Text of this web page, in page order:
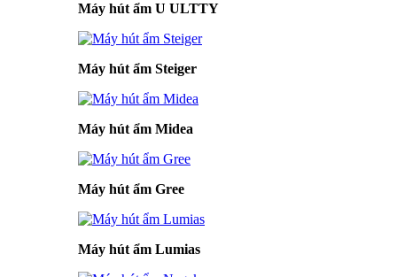
Máy hút ẩm U ULTTY
Máy hút ẩm Steiger
Máy hút ẩm Midea
Máy hút ẩm Gree
Máy hút ẩm Lumias